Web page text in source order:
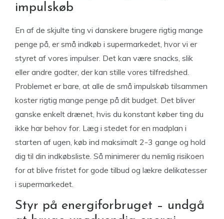
impulskøb
En af de skjulte ting vi danskere brugere rigtig mange
penge på, er små indkøb i supermarkedet, hvor vi er
styret af vores impulser. Det kan være snacks, slik
eller andre godter, der kan stille vores tilfredshed.
Problemet er bare, at alle de små impulskøb tilsammen
koster rigtig mange penge på dit budget. Det bliver
ganske enkelt drænet, hvis du konstant køber ting du
ikke har behov for. Læg i stedet for en madplan i
starten af ugen, køb ind maksimalt 2-3 gange og hold
dig til din indkøbsliste. Så minimerer du nemlig risikoen
for at blive fristet for gode tilbud og lækre delikatesser
i supermarkedet.
Styr på energiforbruget – undgå